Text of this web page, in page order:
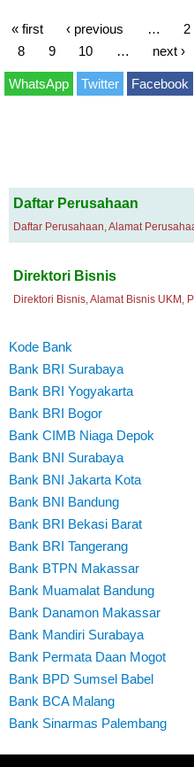
« first ‹ previous 2
8
9 10 next ›
WhatsApp Twitter Facebook
Daftar Perusahaan
Daftar Perusahaan, Alamat
Direktori Bisnis
Direktori Bisnis, Alamat Bisnis UKM,
Kode Bank
Bank BRI Surabaya
Bank BRI Yogyakarta
Bank BRI Bogor
Bank CIMB Niaga Depok
Bank BNI Surabaya
Bank BNI Jakarta Kota
Bank BNI Bandung
Bank BRI Bekasi Barat
Bank BRI Tangerang
Bank BTPN Makassar
Bank Muamalat Bandung
Bank Danamon Makassar
Bank Mandiri Surabaya
Bank Permata Daan Mogot
Bank BPD Sumsel Babel
Bank BCA Malang
Bank Sinarmas Palembang